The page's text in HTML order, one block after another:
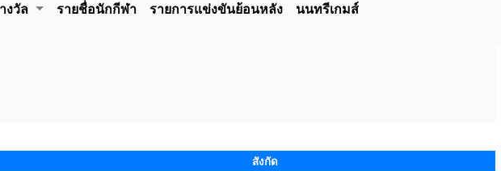
งวัล รายชื่อนักกีฬา รายการแข่งขันย้อนหลัง นนทรีเกมส์
สังกัด